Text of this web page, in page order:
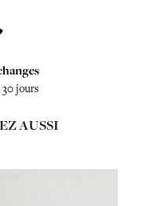
jours
AUSSI